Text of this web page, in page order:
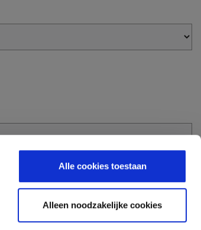
Alle cookies toestaan
Alleen noodzakelijke cookies